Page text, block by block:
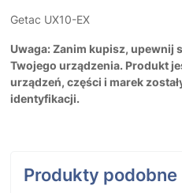
Getac UX10-EX
Uwaga: Zanim kupisz, upewnij
Twojego urządzenia. Produkt
urządzeń, części i marek
identyfikacji.
Produkty podobne